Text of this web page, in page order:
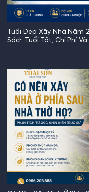
Tuổi Đẹp Xây Nhà Năm
Sách Tuổi Tốt, Chi Phí